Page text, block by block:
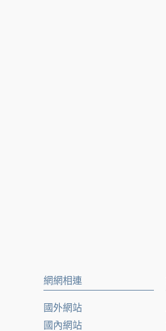
網網相連
國外網站
國內網站